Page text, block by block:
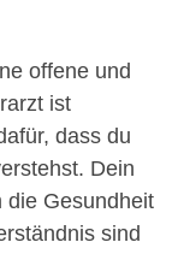
offene und
ist
dass du
Dein
die Gesundheit
sind